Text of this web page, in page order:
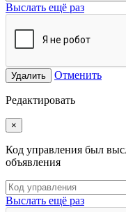
Выслать ещё раз
Удалить Отменить
Редактировать
×
Код управления был
объявления
Выслать ещё раз